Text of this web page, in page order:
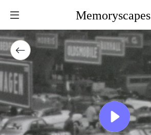
Memoryscapes